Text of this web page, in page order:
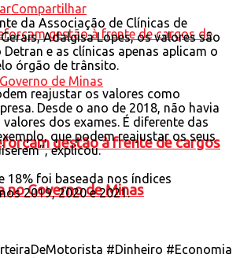
gestão à frente de cargos
no Governo de Minas
Compartilhar
da Associação de Clínicas de
Adalgisa Lopes, os valores são
e as clínicas apenas aplicam o
órgão de trânsito.
reajustar os valores como
Desde o ano de 2018, não havia
dos exames. É diferente das
que podem reajustar os seus
explicou.
18% foi baseada nos índices
2019, 2020 e 2021.
#Dinheiro #Economia